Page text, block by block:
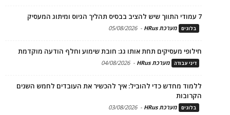
7 עמודי התווך שיש להציב בבסיס תהליך הגיוס ומיתוג המעסיק
בלוגים מערכת HRus -
05/08/2026
חילופי מעסיקים תחת אותו גג: חובת שימוע וחלף הודעה מוקדמת
דיני עבודה מערכת HRus -
04/08/2026
ללמוד מחדש כדי להוביל: איך להכשיר את העובדים לחמש השנים
הקרובות
בלוגים מערכת HRus -
03/08/2026